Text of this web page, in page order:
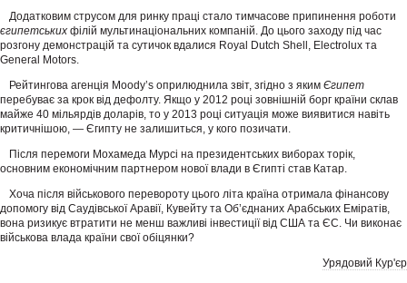
Додатковим струсом для ринку праці стало тимчасове припинення роботи
єгипетських філій мультинаціональних компаній. До цього заходу під час
розгону демонстрацій та сутичок вдалися Royal Dutch Shell, Electrolux та
General Motors.
Рейтингова агенція Moody’s оприлюднила звіт, згідно з яким Єгипет
перебуває за крок від дефолту. Якщо у 2012 році зовнішній борг країни склав
майже 40 мільярдів доларів, то у 2013 році ситуація може виявитися навіть
критичнішою, — Єгипту не залишиться, у кого позичати.
Після перемоги Мохамеда Мурсі на президентських виборах торік,
основним економічним партнером нової влади в Єгипті став Катар.
Хоча після військового перевороту цього літа країна отримала фінансову
допомогу від Саудівської Аравії, Кувейту та Об’єднаних Арабських Еміратів,
вона ризикує втратити не менш важливі інвестиції від США та ЄС. Чи виконає
військова влада країни свої обіцянки?
Урядовий Кур'єр